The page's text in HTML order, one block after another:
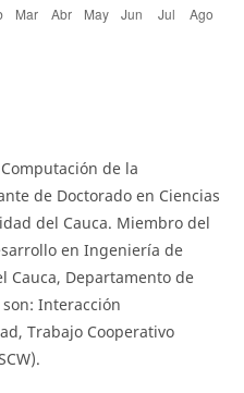
de la
de Doctorado en Ciencias
del Cauca. Miembro del
en Ingeniería de
Cauca, Departamento de
Interacción
Trabajo Cooperativo